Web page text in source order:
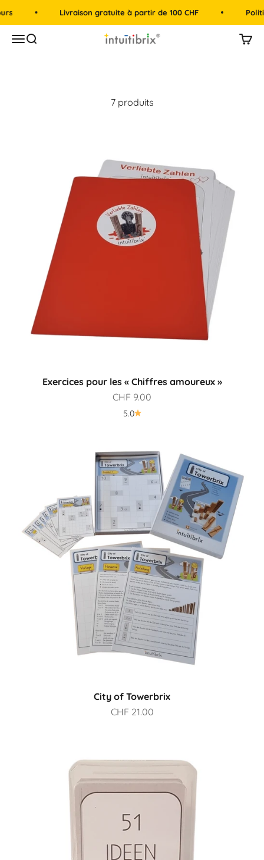
Passer au contenuLivraison gratuite à partir de 100 CHF
MenuRecherche intuitibrix.ch | Spielend Mathe lernen
7 produits
Exercices pour les « Chiffres amoureux »
Prix de vente
CHF 9.00
5.0
City of Towerbrix
Prix de vente
CHF 21.00